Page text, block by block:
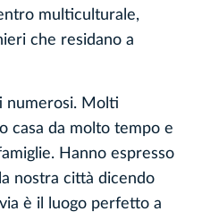
multiculturale,
che residano a
numerosi. Molti
casa da molto tempo e
Hanno espresso
nostra città dicendo
è il luogo perfetto a